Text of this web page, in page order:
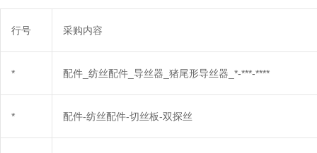
行号 采购内容
* 配件_纺丝配件_导丝器_猪尾形导丝器_*-***-****
* 配件-纺丝配件-切丝板-双探丝